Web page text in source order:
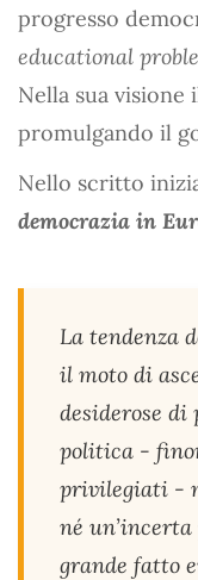
progresso
educational
Nella sua visione
promulgando il
Nello scritto
democrazia in
La tendenza
il moto di
desiderose
politica -
privilegiati -
né
grande fatto